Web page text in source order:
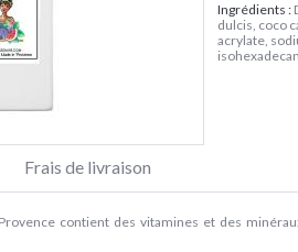
Ingrédients :
dulcis, coco
acrylate,
Frais de livraison
contient des vitamines et des